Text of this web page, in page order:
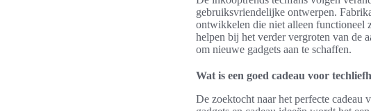
gebruiksvriendelijke ontwerpen.
ontwikkelen die niet alleen functioneel
helpen bij het verder vergroten van de
om nieuwe gadgets aan te schaffen.
Wat is een goed cadeau voor
De zoektocht naar het perfecte cadeau